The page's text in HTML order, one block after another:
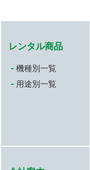
レンタル商品
機種別一覧
用途別一覧